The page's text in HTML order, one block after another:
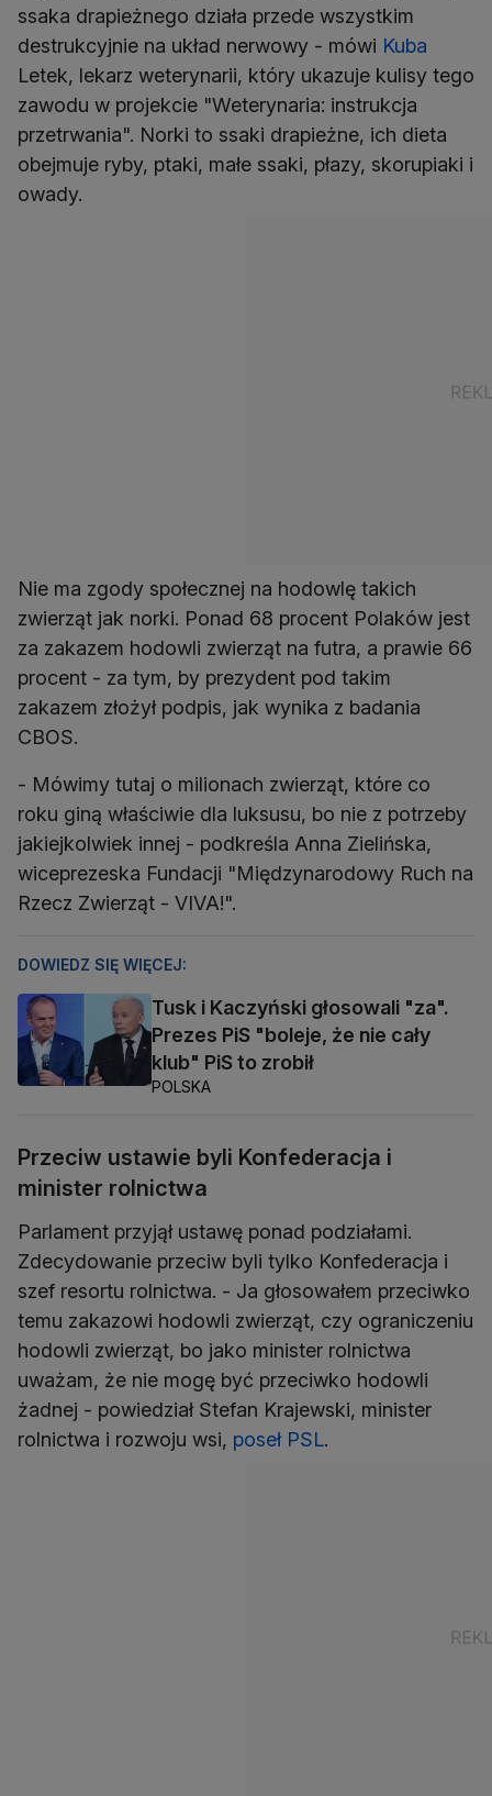
ssaka drapieżnego działa przede wszystkim
destrukcyjnie na układ nerwowy - mówi Kuba
Letek, lekarz weterynarii, który ukazuje kulisy tego
zawodu w projekcie "Weterynaria: instrukcja
przetrwania". Norki to ssaki drapieżne, ich dieta
obejmuje ryby, ptaki, małe ssaki, płazy, skorupiaki i
owady.
Nie ma zgody społecznej na hodowlę takich
zwierząt jak norki. Ponad 68 procent Polaków jest
za zakazem hodowli zwierząt na futra, a prawie 66
procent - za tym, by prezydent pod takim
zakazem złożył podpis, jak wynika z badania
CBOS.
- Mówimy tutaj o milionach zwierząt, które co
roku giną właściwie dla luksusu, bo nie z potrzeby
jakiejkolwiek innej - podkreśla Anna Zielińska,
wiceprezeska Fundacji "Międzynarodowy Ruch na
Rzecz Zwierząt - VIVA!".
DOWIEDZ SIĘ WIĘCEJ:
Tusk i Kaczyński głosowali "za".
Prezes PiS "boleje, że nie cały
klub" PiS to zrobił
POLSKA
Przeciw ustawie byli Konfederacja i
minister rolnictwa
Parlament przyjął ustawę ponad podziałami.
Zdecydowanie przeciw byli tylko Konfederacja i
szef resortu rolnictwa. - Ja głosowałem przeciwko
temu zakazowi hodowli zwierząt, czy ograniczeniu
hodowli zwierząt, bo jako minister rolnictwa
uważam, że nie mogę być przeciwko hodowli
żadnej - powiedział Stefan Krajewski, minister
rolnictwa i rozwoju wsi, poseł PSL.